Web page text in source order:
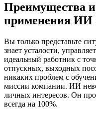
Преимущества и
применения ИИ
Вы только представьте
знает усталости,
идеальный работник с
отпускных, выходных
никаких проблем с
миссии компании. ИИ
личных интересов. Он
всегда на 100%.